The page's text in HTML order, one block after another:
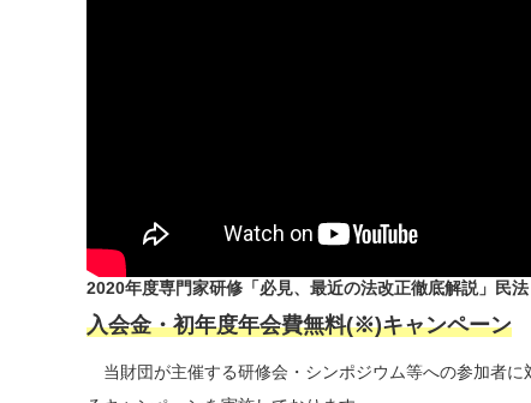
2020年度専門家研修「必見、最近の法改正徹底解説」民
入会金・初年度年会費無料(※)キャンペーン
当財団が主催する研修会・シンポジウム等への参加者